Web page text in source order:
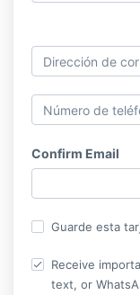
Confirm Email
Guarde esta
Receive
text, or